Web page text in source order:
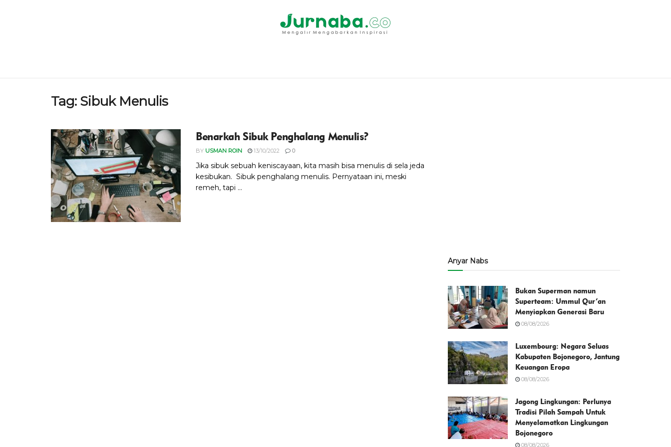
Tag: Sibuk Menulis
Benarkah Sibuk Penghalang Menulis?
BY USMAN ROIN 13/10/2022 0
Jika sibuk sebuah keniscayaan, kita masih bisa menulis di sela jeda
kesibukan. Sibuk penghalang menulis. Pernyataan ini, meski
remeh, tapi ...
Anyar Nabs
Bukan Superman namun
Superteam: Ummul Qur’an
Menyiapkan Generasi Baru
08/08/2026
Luxembourg: Negara Seluas
Kabupaten Bojonegoro, Jantung
Keuangan Eropa
08/08/2026
Jagong Lingkungan: Perlunya
Tradisi Pilah Sampah Untuk
Menyelamatkan Lingkungan
Bojonegoro
08/08/2026